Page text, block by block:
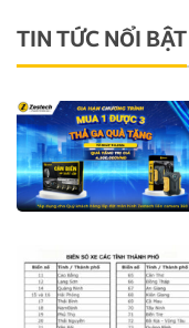
TIN TỨC NỔI BẬT